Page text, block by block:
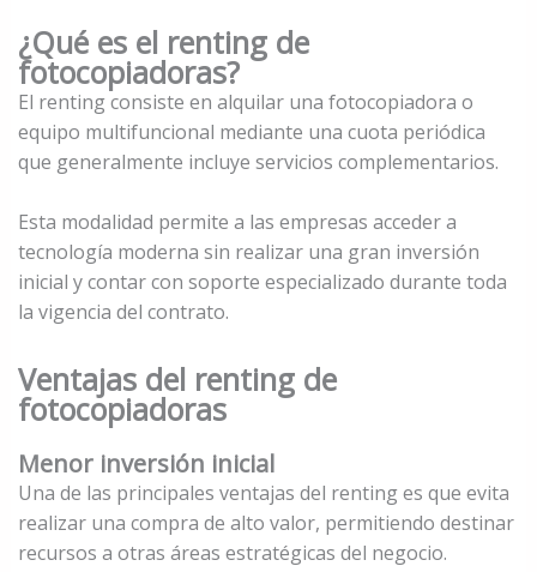
¿Qué es el renting de
fotocopiadoras?
El renting consiste en alquilar una fotocopiadora o
equipo multifuncional mediante una cuota periódica
que generalmente incluye servicios complementarios.
Esta modalidad permite a las empresas acceder a
tecnología moderna sin realizar una gran inversión
inicial y contar con soporte especializado durante toda
la vigencia del contrato.
Ventajas del renting de
fotocopiadoras
Menor inversión inicial
Una de las principales ventajas del renting es que evita
realizar una compra de alto valor, permitiendo destinar
recursos a otras áreas estratégicas del negocio.